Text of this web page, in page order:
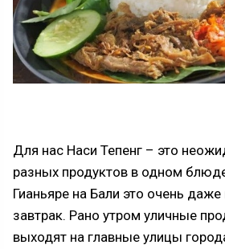
Для нас Наси Тепенг – это
разных продуктов в одном
Гианьяре на Бали это очень
завтрак. Рано утром уличные
выходят на главные улицы